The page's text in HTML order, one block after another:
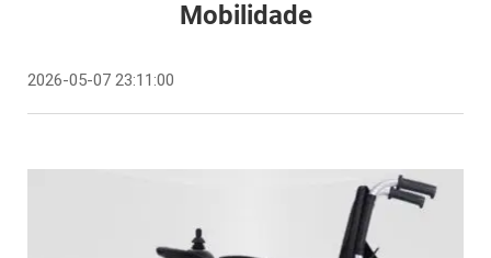
Mobilidade
2026-05-07 23:11:00